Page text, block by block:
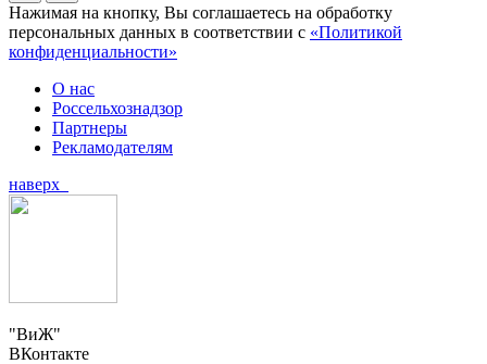
Нажимая на кнопку, Вы соглашаетесь на обработку
персональных данных в соответствии с «Политикой
конфиденциальности»
О нас
Россельхознадзор
Партнеры
Рекламодателям
наверх
"ВиЖ"
ВКонтакте